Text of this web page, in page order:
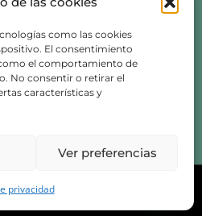
como las cookies
El consentimiento
el comportamiento de
No consentir o retirar el
características y
Ver preferencias
privacidad